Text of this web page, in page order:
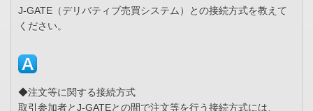
J-GATE（デリバティブ売買システム）との接続方式を教えて
ください。
◆注文等に関する接続方式
取引参加者とJ-GATEとの間で注文等を行う接続方式には、